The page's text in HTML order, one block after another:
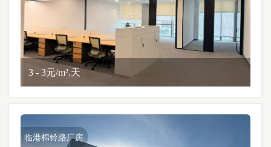
3 - 3元/m².天
临港棉铃路厂房